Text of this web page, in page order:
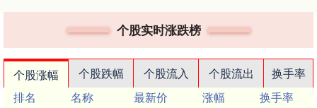
个股实时涨跌榜
个股涨幅 个股跌幅 个股流入 个股流出
换手率
排名
名称 最新价 涨幅
换手率